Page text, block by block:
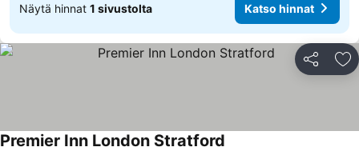
Näytä hinnat 1 sivustolta Katso hinnat
Jaa
Premier Inn London Stratford